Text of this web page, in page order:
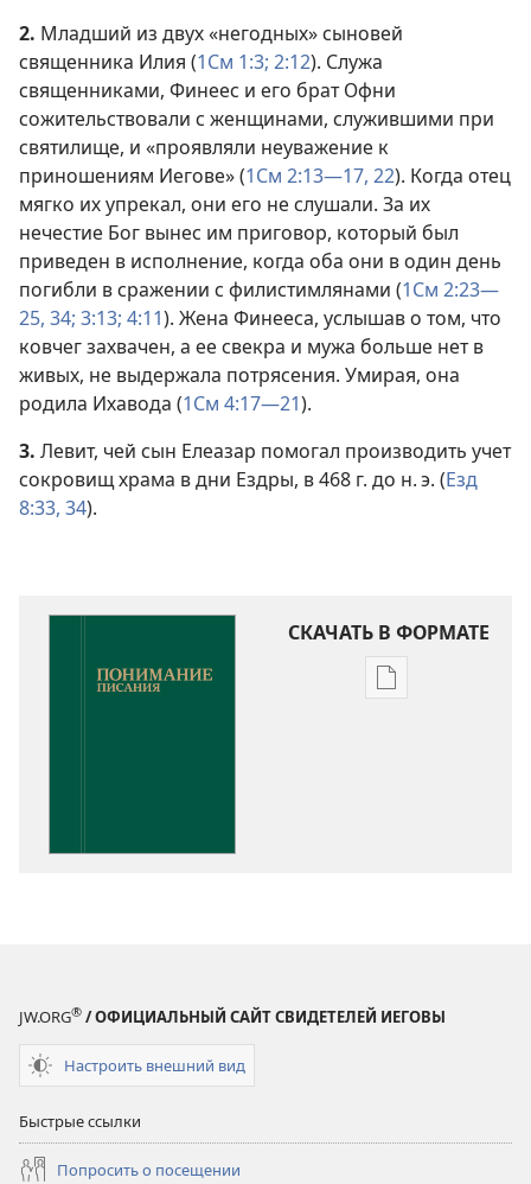
2. Младший из двух «негодных» сыновей
священника Илия (1См 1:3; 2:12). Служа
священниками, Финеес и его брат Офни
сожительствовали с женщинами, служившими при
святилище, и «проявляли неуважение к
приношениям Иегове» (1См 2:13—17, 22). Когда отец
мягко их упрекал, они его не слушали. За их
нечестие Бог вынес им приговор, который был
приведен в исполнение, когда оба они в один день
погибли в сражении с филистимлянами (1См 2:23—
25, 34; 3:13; 4:11). Жена Финееса, услышав о том, что
ковчег захвачен, а ее свекра и мужа больше нет в
живых, не выдержала потрясения. Умирая, она
родила Ихавода (1См 4:17—21).
3. Левит, чей сын Елеазар помогал производить учет
сокровищ храма в дни Ездры, в 468 г. до н. э. (Езд
8:33, 34).
СКАЧАТЬ В ФОРМАТЕ
Варианты
JW.ORG® / ОФИЦИАЛЬНЫЙ САЙТ СВИДЕТЕЛЕЙ ИЕГОВЫ
Настроить внешний вид
Быстрые ссылки
Попросить о посещении